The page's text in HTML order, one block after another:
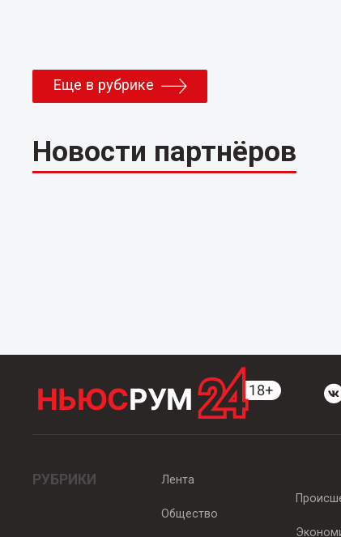
Еще в рубрике
Новости партнёров
РУБРИКИ Лента
Общество